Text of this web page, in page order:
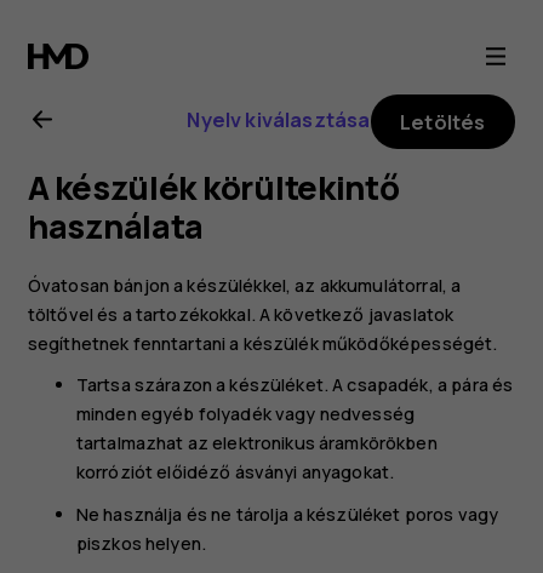
Nokia
G21
felhasználói
kézikönyv
Nyelv kiválasztása Letöltés
A készülék körültekintő
használata
Óvatosan bánjon a készülékkel, az akkumulátorral, a
töltővel és a tartozékokkal. A következő javaslatok
segíthetnek fenntartani a készülék működőképességét.
Tartsa szárazon a készüléket. A csapadék, a pára és
minden egyéb folyadék vagy nedvesség
tartalmazhat az elektronikus áramkörökben
korróziót előidéző ásványi anyagokat.
Ne használja és ne tárolja a készüléket poros vagy
piszkos helyen.